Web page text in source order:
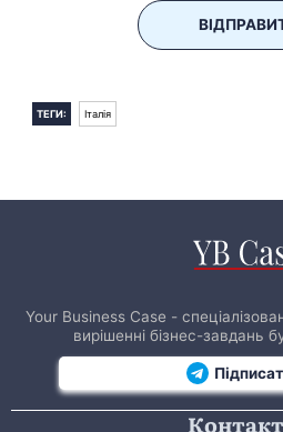
ТЕГИ: Італія
Your Business Case -
вирішенні бізнес-завдань